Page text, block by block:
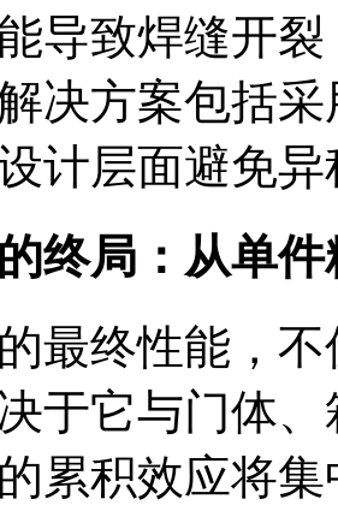
导致焊缝开
决方案包括
计层面避免
终局：从单
最终性能，
于它与门体
累积效应将